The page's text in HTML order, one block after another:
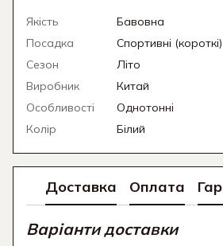
Якість
Бавовна
Посадка
Спортивні (короткі)
Сезон
Літо
Виробник
Китай
Особливості
Однотонні
Колір
Білий
Доставка Оплата
Варіанти доставки